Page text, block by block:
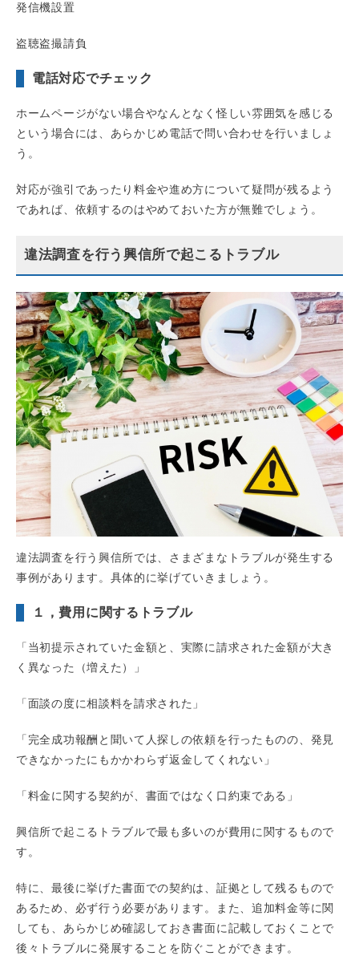
発信機設置
盗聴盗撮請負
電話対応でチェック
ホームページがない場合やなんとなく怪しい雰囲気を感じる
という場合には、あらかじめ電話で問い合わせを行いましょ
う。
対応が強引であったり料金や進め方について疑問が残るよう
であれば、依頼するのはやめておいた方が無難でしょう。
違法調査を行う興信所で起こるトラブル
違法調査を行う興信所では、さまざまなトラブルが発生する
事例があります。具体的に挙げていきましょう。
１，費用に関するトラブル
「当初提示されていた金額と、実際に請求された金額が大き
く異なった（増えた）」
「面談の度に相談料を請求された」
「完全成功報酬と聞いて人探しの依頼を行ったものの、発見
できなかったにもかかわらず返金してくれない」
「料金に関する契約が、書面ではなく口約束である」
興信所で起こるトラブルで最も多いのが費用に関するもので
す。
特に、最後に挙げた書面での契約は、証拠として残るもので
あるため、必ず行う必要があります。また、追加料金等に関
しても、あらかじめ確認しておき書面に記載しておくことで
後々トラブルに発展することを防ぐことができます。